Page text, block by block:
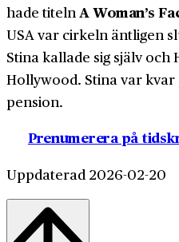
hade titeln A Woman’s
USA var cirkeln äntligen
Stina kallade sig själv
Hollywood. Stina var kvar
pension.
Prenumerera på
Uppdaterad 2026-02-20